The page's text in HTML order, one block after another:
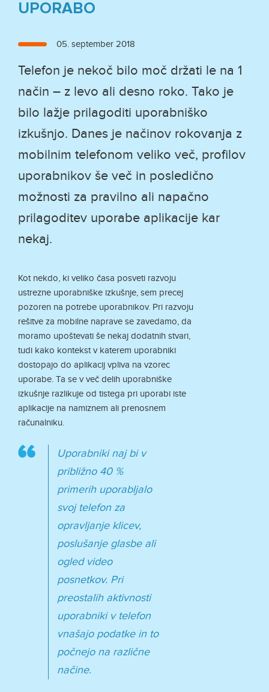
UPORABO
Objavljeno
05. september 2018
Telefon je nekoč bilo moč držati le na 1
način – z levo ali desno roko. Tako je
bilo lažje prilagoditi uporabniško
izkušnjo. Danes je načinov rokovanja z
mobilnim telefonom veliko več, profilov
uporabnikov še več in posledično
možnosti za pravilno ali napačno
prilagoditev uporabe aplikacije kar
nekaj.
Kot nekdo, ki veliko časa posveti razvoju
ustrezne uporabniške izkušnje, sem precej
pozoren na potrebe uporabnikov. Pri razvoju
rešitve za mobilne naprave se zavedamo, da
moramo upoštevati še nekaj dodatnih stvari,
tudi kako kontekst v katerem uporabniki
dostopajo do aplikacij vpliva na vzorec
uporabe. Ta se v več delih uporabniške
izkušnje razlikuje od tistega pri uporabi iste
aplikacije na namiznem ali prenosnem
računalniku.
Uporabniki naj bi v
približno 40 %
primerih uporabljalo
svoj telefon za
opravljanje klicev,
poslušanje glasbe ali
ogled video
posnetkov. Pri
preostalih aktivnosti
uporabniki v telefon
vnašajo podatke in to
počnejo na različne
načine.